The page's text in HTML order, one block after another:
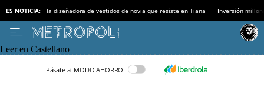
ES NOTICIA: la diseñadora de vestidos de novia que resiste en Tiana Inversión
Leer en Castellano
Pásate al MODO AHORRO